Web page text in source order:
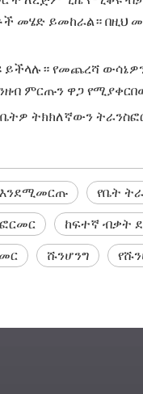
መሄድ ይመከራል። በዚህ
ይችላሉ። የመጨረሻ
ምርጡን ዋጋ
ትክክለኛውን
እንደሚመርጡ የቤት
ከፍተኛ ብቃት
ሹንሆንግ